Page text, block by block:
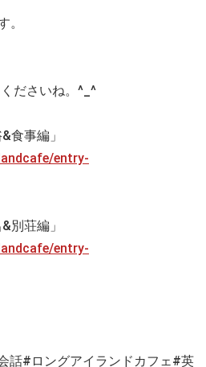
。
ださいね。^_^
食事編」
entry-
別荘編」
entry-
話# ロングアイランドカフェ#英